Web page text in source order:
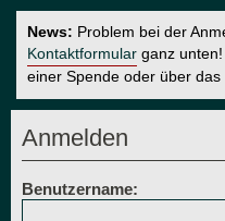
News: Problem bei der
Kontaktformular ganz unten!
einer Spende oder über
Anmelden
Benutzername: